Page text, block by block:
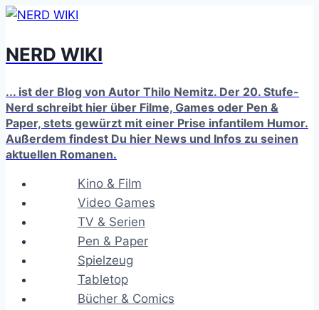
Zum
springen
NERD WIKI
... ist der Blog von Autor Thilo Nemitz. Der 20. Stufe-
Nerd schreibt hier über Filme, Games oder Pen &
Paper, stets gewürzt mit einer Prise infantilem Humor.
Außerdem findest Du hier News und Infos zu seinen
aktuellen Romanen.
Kino & Film
Video Games
TV & Serien
Pen & Paper
Spielzeug
Tabletop
Bücher & Comics